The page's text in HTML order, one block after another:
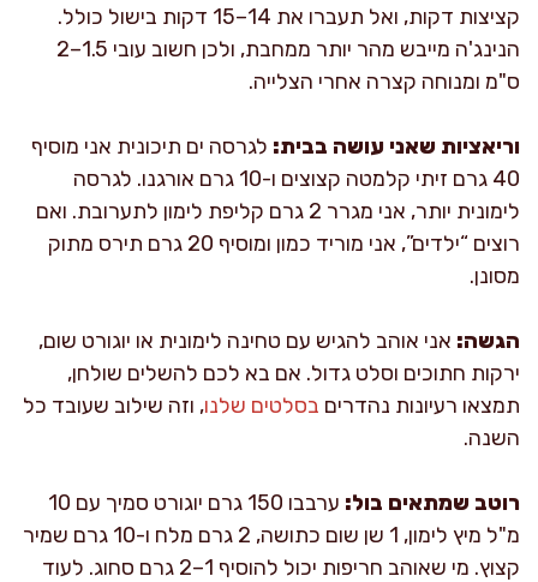
קציצות דקות, ואל תעברו את 14–15 דקות בישול כולל.
הנינג'ה מייבש מהר יותר ממחבת, ולכן חשוב עובי 1.5–2
ס"מ ומנוחה קצרה אחרי הצלייה.
וריאציות שאני עושה בבית: לגרסה ים תיכונית אני מוסיף
40 גרם זיתי קלמטה קצוצים ו-10 גרם אורגנו. לגרסה
לימונית יותר, אני מגרר 2 גרם קליפת לימון לתערובת. ואם
רוצים “ילדים”, אני מוריד כמון ומוסיף 20 גרם תירס מתוק
מסונן.
הגשה: אני אוהב להגיש עם טחינה לימונית או יוגורט שום,
ירקות חתוכים וסלט גדול. אם בא לכם להשלים שולחן,
תמצאו רעיונות נהדרים בסלטים שלנו, וזה שילוב שעובד כל
השנה.
רוטב שמתאים בול:
ערבבו 150 גרם יוגורט סמיך עם 10
מ"ל מיץ לימון, 1 שן שום כתושה, 2 גרם מלח ו-10 גרם שמיר
קצוץ. מי שאוהב חריפות יכול להוסיף 1–2 גרם סחוג. לעוד